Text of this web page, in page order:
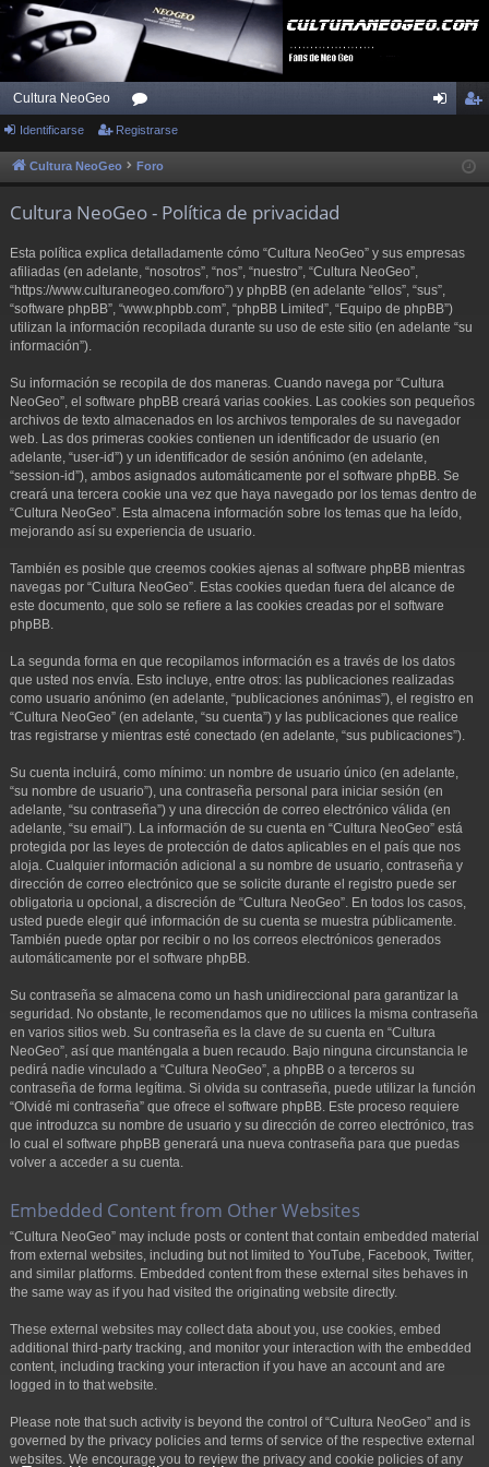
Cultura NeoGeo
or
os
se
ist
Identificarse Registrarse
Cultura NeoGeo Foro
Cultura NeoGeo - Política de privacidad
Esta política explica detalladamente cómo “Cultura NeoGeo” y sus empresas
afiliadas (en adelante, “nosotros”, “nos”, “nuestro”, “Cultura NeoGeo”,
“https://www.culturaneogeo.com/foro”) y phpBB (en adelante “ellos”, “sus”,
“software phpBB”, “www.phpbb.com”, “phpBB Limited”, “Equipo de phpBB”)
utilizan la información recopilada durante su uso de este sitio (en adelante “su
información”).
Su información se recopila de dos maneras. Cuando navega por “Cultura
NeoGeo”, el software phpBB creará varias cookies. Las cookies son pequeños
archivos de texto almacenados en los archivos temporales de su navegador
web. Las dos primeras cookies contienen un identificador de usuario (en
adelante, “user-id”) y un identificador de sesión anónimo (en adelante,
“session-id”), ambos asignados automáticamente por el software phpBB. Se
creará una tercera cookie una vez que haya navegado por los temas dentro de
“Cultura NeoGeo”. Esta almacena información sobre los temas que ha leído,
mejorando así su experiencia de usuario.
También es posible que creemos cookies ajenas al software phpBB mientras
navegas por “Cultura NeoGeo”. Estas cookies quedan fuera del alcance de
este documento, que solo se refiere a las cookies creadas por el software
phpBB.
La segunda forma en que recopilamos información es a través de los datos
que usted nos envía. Esto incluye, entre otros: las publicaciones realizadas
como usuario anónimo (en adelante, “publicaciones anónimas”), el registro en
“Cultura NeoGeo” (en adelante, “su cuenta”) y las publicaciones que realice
tras registrarse y mientras esté conectado (en adelante, “sus publicaciones”).
Su cuenta incluirá, como mínimo: un nombre de usuario único (en adelante,
“su nombre de usuario”), una contraseña personal para iniciar sesión (en
adelante, “su contraseña”) y una dirección de correo electrónico válida (en
adelante, “su email”). La información de su cuenta en “Cultura NeoGeo” está
protegida por las leyes de protección de datos aplicables en el país que nos
aloja. Cualquier información adicional a su nombre de usuario, contraseña y
dirección de correo electrónico que se solicite durante el registro puede ser
obligatoria u opcional, a discreción de “Cultura NeoGeo”. En todos los casos,
usted puede elegir qué información de su cuenta se muestra públicamente.
También puede optar por recibir o no los correos electrónicos generados
automáticamente por el software phpBB.
Su contraseña se almacena como un hash unidireccional para garantizar la
seguridad. No obstante, le recomendamos que no utilices la misma contraseña
en varios sitios web. Su contraseña es la clave de su cuenta en “Cultura
NeoGeo”, así que manténgala a buen recaudo. Bajo ninguna circunstancia le
pedirá nadie vinculado a “Cultura NeoGeo”, a phpBB o a terceros su
contraseña de forma legítima. Si olvida su contraseña, puede utilizar la función
“Olvidé mi contraseña” que ofrece el software phpBB. Este proceso requiere
que introduzca su nombre de usuario y su dirección de correo electrónico, tras
lo cual el software phpBB generará una nueva contraseña para que puedas
volver a acceder a su cuenta.
Embedded Content from Other Websites
“Cultura NeoGeo” may include posts or content that contain embedded material
from external websites, including but not limited to YouTube, Facebook, Twitter,
and similar platforms. Embedded content from these external sites behaves in
the same way as if you had visited the originating website directly.
These external websites may collect data about you, use cookies, embed
additional third-party tracking, and monitor your interaction with the embedded
content, including tracking your interaction if you have an account and are
logged in to that website.
Please note that such activity is beyond the control of “Cultura NeoGeo” and is
governed by the privacy policies and terms of service of the respective external
websites. We encourage you to review the privacy and cookie policies of any